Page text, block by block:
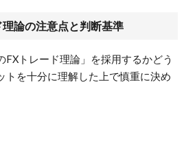
論の注意点と判断基準
トレード理論」を採用するかどう
トを十分に理解した上で慎重に決め